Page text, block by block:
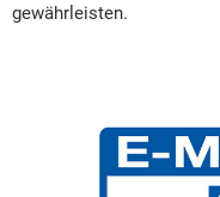
gewährleisten.